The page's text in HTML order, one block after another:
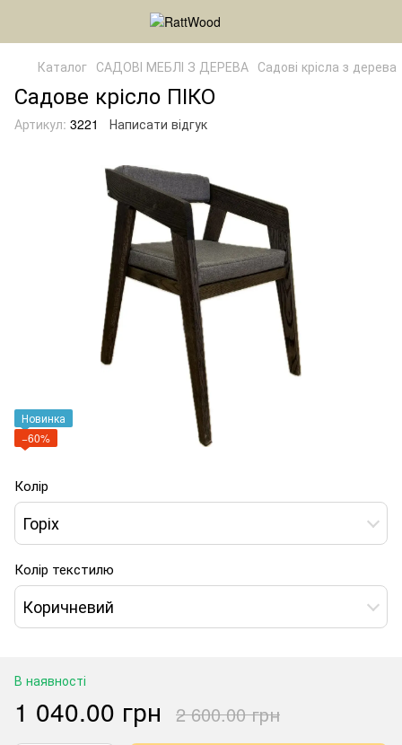
Каталог САДОВІ МЕБЛІ З ДЕРЕВА Садові крісла з дерева
Садове крісло ПІКО
Артикул: 3221 Написати відгук
Новинка
−60%
Колір
Горіх
Колір текстилю
Коричневий
В наявності
1 040.00 грн 2 600.00 грн